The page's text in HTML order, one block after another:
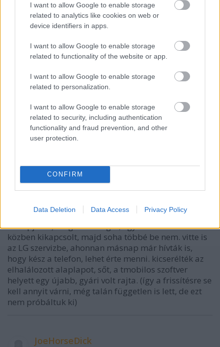
I want to allow Google to enable storage
related to analytics like cookies on web or
device identifiers in apps.
I want to allow Google to enable storage
related to functionality of the website or app.
I want to allow Google to enable storage
related to personalization.
I want to allow Google to enable storage
related to security, including authentication
functionality and fraud prevention, and other
user protection.
CONFIRM
Data Deletion Data Access Privacy Policy
VAGY
11 éve
Erről nyilván az "egy évig nem használok internetet"
csávó jutott az eszembe, ott az volt a mese végén a
csóróbringás
bíztatásul: a kollégám LG G3 telója nemrég (2
hónapja kb) megadta magát, egyszercsak használat
közben kikapcsolt, majd soha többé be nem. vitte is
az LG szervizbe, ahonnan másnap már hívták is,
hogy kész a telefon, lehet érte menni. kicserélték az
elhalálozott alaplapot, sőt, a tmobilos szoftver
helyett egy újabb, gyári volt rajta. (így a frissítésre se
kell annyit várni, még talán független is lett, de ezt
nem próbáltuk ki)
JoeHorseDick